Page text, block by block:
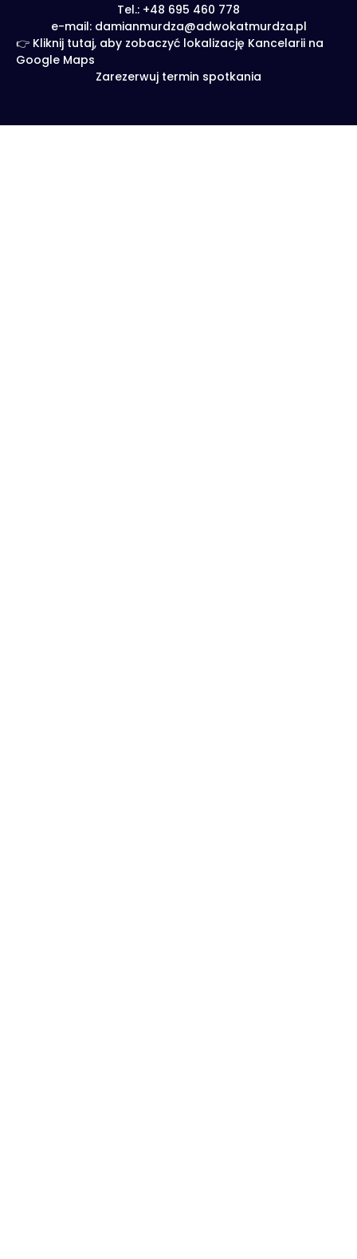
Tel.: +48 695 460 778
e-mail: damianmurdza@adwokatmurdza.pl
👉 Kliknij tutaj, aby zobaczyć lokalizację Kancelarii na
Google Maps
Zarezerwuj termin spotkania